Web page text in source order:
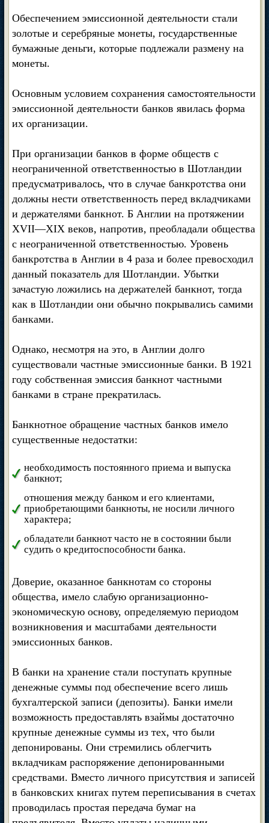
Обеспечением эмиссионной деятельности стали
золотые и серебряные монеты, государственные
бумажные деньги, которые подлежали размену на
монеты.
Основным условием сохранения самостоятельности
эмиссионной деятельности банков явилась форма
их организации.
При организации банков в форме обществ с
неограниченной ответственностью в Шотландии
предусматривалось, что в случае банкротства они
должны нести ответственность перед вкладчиками
и держателями банкнот. Б Англии на протяжении
XVII—XIX веков, напротив, преобладали общества
с неограниченной ответственностью. Уровень
банкротства в Англии в 4 раза и более превосходил
данный показатель для Шотландии. Убытки
зачастую ложились на держателей банкнот, тогда
как в Шотландии они обычно покрывались самими
банками.
Однако, несмотря на это, в Англии долго
существовали частные эмиссионные банки. В 1921
году собственная эмиссия банкнот частными
банками в стране прекратилась.
Банкнотное обращение частных банков имело
существенные недостатки:
необходимость постоянного приема и выпуска
банкнот;
отношения между банком и его клиентами,
приобретающими банкноты, не носили личного
характера;
обладатели банкнот часто не в состоянии были
судить о кредитоспособности банка.
Доверие, оказанное банкнотам со стороны
общества, имело слабую организационно-
экономическую основу, определяемую периодом
возникновения и масштабами деятельности
эмиссионных банков.
В банки на хранение стали поступать крупные
денежные суммы под обеспечение всего лишь
бухгалтерской записи (депозиты). Банки имели
возможность предоставлять взаймы достаточно
крупные денежные суммы из тех, что были
депонированы. Они стремились облегчить
вкладчикам распоряжение депонированными
средствами. Вместо личного присутствия и записей
в банковских книгах путем переписывания в счетах
проводилась простая передача бумаг на